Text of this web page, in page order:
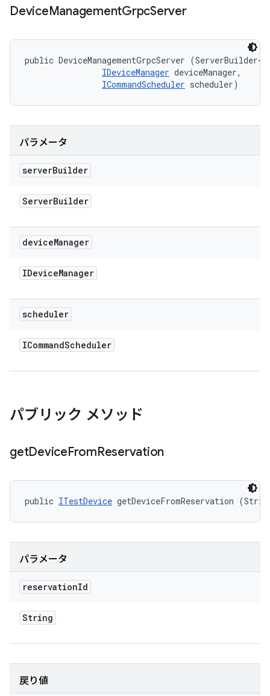
DeviceManagementGrpcServer
public DeviceManagementGrpcServer
IDeviceManager deviceManager,
ICommandScheduler scheduler)
パラメータ
serverBuilder
ServerBuilder
deviceManager
IDeviceManager
scheduler
ICommandScheduler
パブリック メソッド
getDeviceFromReservation
public ITestDevice getDeviceFromReservation
パラメータ
reservationId
String
戻り値